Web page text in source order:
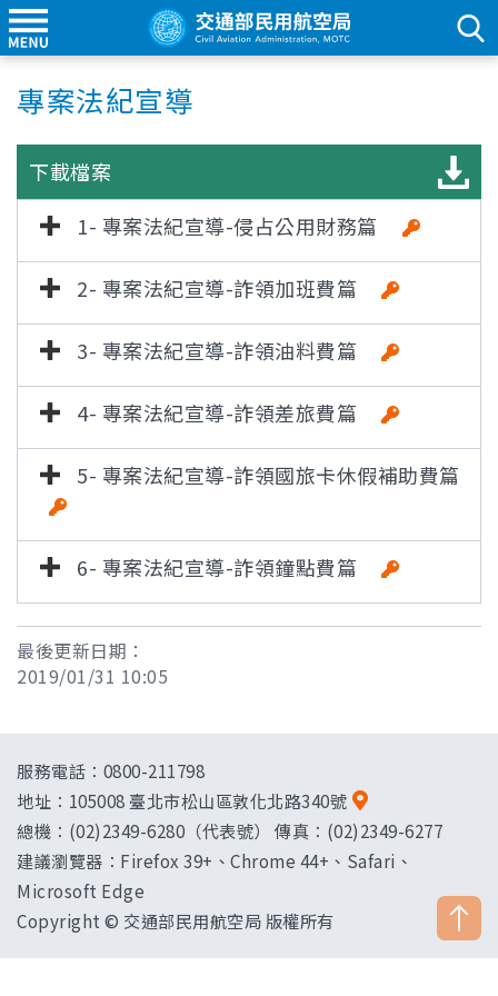
專案法紀宣導
下載檔案
1- 專案法紀宣導-侵占公用財務篇
2- 專案法紀宣導-詐領加班費篇
3- 專案法紀宣導-詐領油料費篇
4- 專案法紀宣導-詐領差旅費篇
5- 專案法紀宣導-詐領國旅卡休假補助費篇
6- 專案法紀宣導-詐領鐘點費篇
最後更新日期：
2019/01/31 10:05
服務電話：0800-211798
地址： 105008 臺北市松山區敦化北路340號
總機：(02)2349-6280（代表號） 傳真：(02)2349-6277
建議瀏覽器：Firefox 39+、Chrome 44+、Safari、
Microsoft Edge
Copyright © 交通部民用航空局 版權所有